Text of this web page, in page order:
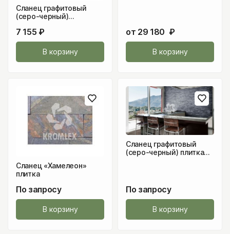
Сланец графитовый
(серо-черный)
7 155 ₽
В корзину
от 29 180 ₽
В корзину
Сланец «Хамелеон»
плитка
По запросу
В корзину
Сланец графитовый
(серо-черный) плитка
По запросу
В корзину